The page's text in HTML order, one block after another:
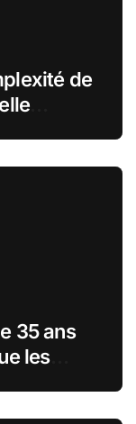
de
35 ans
les